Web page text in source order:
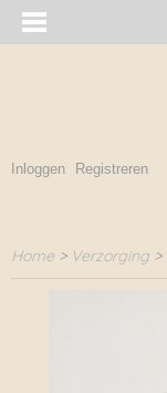
Inloggen Registreren
Home > Verzorging >